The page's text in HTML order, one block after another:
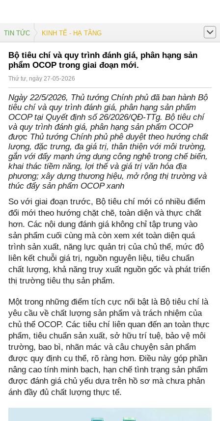
TIN TỨC KINH TẾ - HẠ TẦNG
Bộ tiêu chí và quy trình đánh giá, phân hạng sản
phẩm OCOP trong giai đoạn mới.
Thứ tư, ngày 27-05-2026
Ngày 22/5/2026, Thủ tướng Chính phủ đã ban hành Bộ
tiêu chí và quy trình đánh giá, phân hạng sản phẩm
OCOP tại Quyết định số 26/2026/QĐ-TTg. Bộ tiêu chí
và quy trình đánh giá, phân hạng sản phẩm OCOP
được Thủ tướng Chính phủ phê duyệt theo hướng chất
lượng, đặc trưng, đa giá trị, thân thiện với môi trường,
gắn với đẩy mạnh ứng dụng công nghệ trong chế biến,
khai thác tiềm năng, lợi thế và giá trị văn hóa địa
phương; xây dựng thương hiệu, mở rộng thị trường và
thúc đẩy sản phẩm OCOP xanh
So với giai đoạn trước, Bộ tiêu chí mới có nhiều điểm
đổi mới theo hướng chặt chẽ, toàn diện và thực chất
hơn. Các nội dung đánh giá không chỉ tập trung vào
sản phẩm cuối cùng mà còn xem xét toàn diện quá
trình sản xuất, năng lực quản trị của chủ thể, mức độ
liên kết chuỗi giá trị, nguồn nguyên liệu, tiêu chuẩn
chất lượng, khả năng truy xuất nguồn gốc và phát triển
thị trường tiêu thụ sản phẩm.
Một trong những điểm tích cực nổi bật là Bộ tiêu chí là
yêu cầu về chất lượng sản phẩm và trách nhiệm của
chủ thể OCOP. Các tiêu chí liên quan đến an toàn thực
phẩm, tiêu chuẩn sản xuất, sở hữu trí tuệ, bảo vệ môi
trường, bao bì, nhãn mác và câu chuyện sản phẩm
được quy định cụ thể, rõ ràng hơn. Điều này góp phần
nâng cao tính minh bạch, hạn chế tình trạng sản phẩm
được đánh giá chủ yếu dựa trên hồ sơ mà chưa phản
ánh đầy đủ chất lượng thực tế.